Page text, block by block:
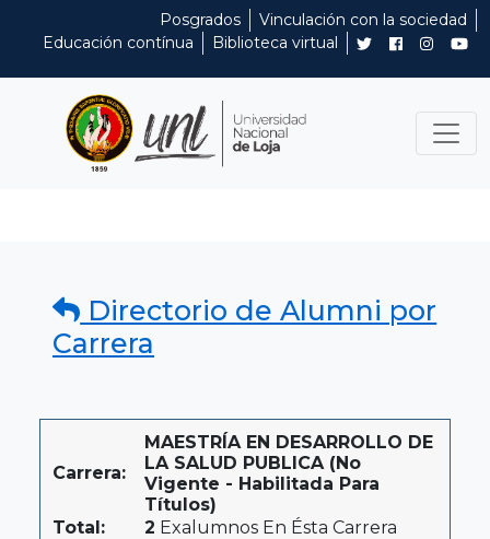
Posgrados
Vinculación con la sociedad
Educación contínua
Biblioteca virtual
Directorio de Alumni por
Carrera
Carrera:
MAESTRÍA EN DESARROLLO DE
LA SALUD PUBLICA (No
Vigente - Habilitada Para
Títulos)
Total:
2 Exalumnos En Ésta Carrera